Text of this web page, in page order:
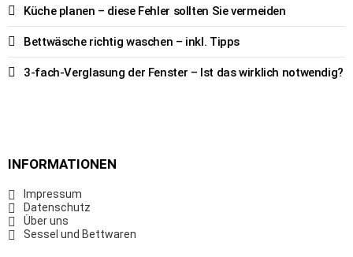
Küche planen – diese Fehler sollten Sie vermeiden
Bettwäsche richtig waschen – inkl. Tipps
3-fach-Verglasung der Fenster – Ist das wirklich notwendig?
INFORMATIONEN
Impressum
Datenschutz
Über uns
Sessel und Bettwaren